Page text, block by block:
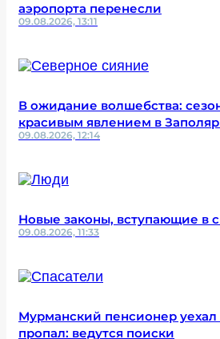
аэропорта перенесли
09.08.2026, 13:11
В ожидание волшебства:
красивым явлением в
09.08.2026, 12:14
Новые законы, вступающие в
09.08.2026, 11:33
Мурманский пенсионер уехал
пропал: ведутся поиски